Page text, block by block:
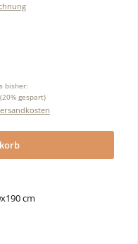
bisher:
(20% gespart)